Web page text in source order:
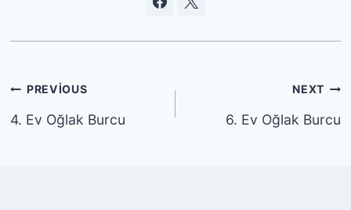
Yazı
gezinmesi
PREVIOUS
4. Ev Oğlak Burcu
NEXT
6. Ev Oğlak Burcu